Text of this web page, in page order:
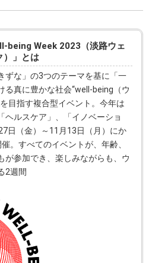
being Week 2023（淡路ウェ
）」とは
ずな」の3つのテーマを基に「一
る真に豊かな社会“well-being（ウ
目指す複合型イベント。今年は
ヘルスケア」、「イノベーショ
日（金）～11月13日（月）にか
。すべてのイベントが、年齢、
が参加でき、楽しみながらも、ウ
2週間